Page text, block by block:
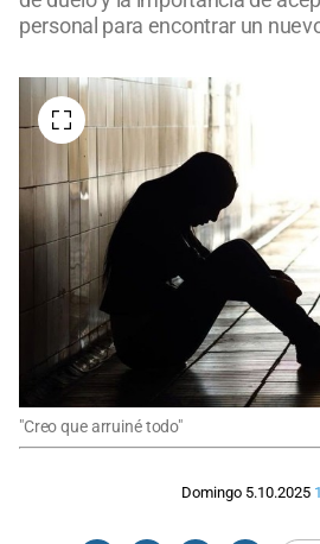
personal para encontrar un
"Creo que arruiné todo"
Domingo 5.10.2025